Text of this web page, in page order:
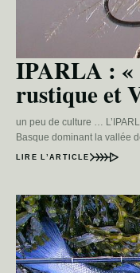
IPARLA :
rustique et
un peu de culture …
Basque dominant la vallée
LIRE L’ARTICLE